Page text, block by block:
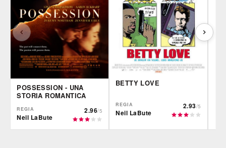
POSSESSION - UNA
STORIA ROMANTICA
REGIA
Neil LaBute
2.96/5
BETTY LOVE
REGIA
Neil LaBute
2.93/5